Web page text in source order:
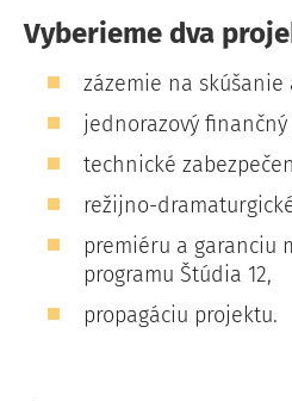
Vyberieme dva
zázemie na
jednorazový
technické
režijno-
premiéru a garanciu
programu Štúdia 12,
propagáciu projektu.